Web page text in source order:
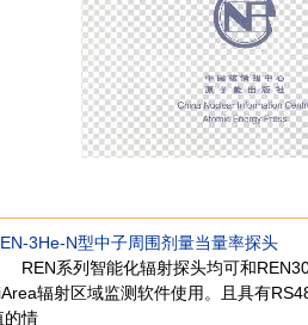
3He-N型中子周围剂量当量率探头
系列智能化辐射探头均可和
辐射区域监测软件使用。且具有
的情